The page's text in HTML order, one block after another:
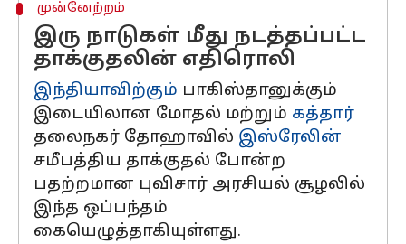
முன்னேற்றம்
இரு நாடுகள் மீது நடத்தப்பட்ட
தாக்குதலின் எதிரொலி
இந்தியாவிற்கும் பாகிஸ்தானுக்கும்
இடையிலான மோதல் மற்றும் கத்தார்
தலைநகர் தோஹாவில் இஸ்ரேலின்
சமீபத்திய தாக்குதல் போன்ற
பதற்றமான புவிசார் அரசியல் சூழலில்
இந்த ஒப்பந்தம்
கையெழுத்தாகியுள்ளது.